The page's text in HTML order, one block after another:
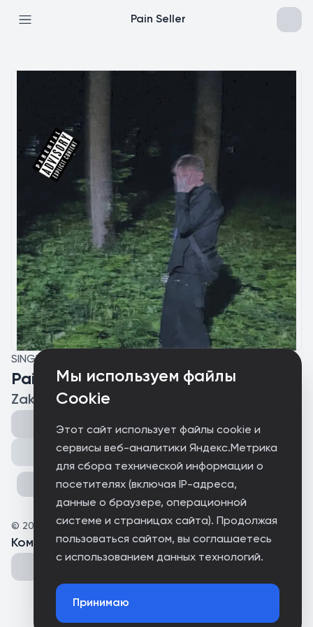
Мы используем файлы
Cookie
Этот сайт использует файлы cookie и
сервисы веб-аналитики Яндекс.Метрика
для сбора технической информации о
посетителях (включая IP-адреса,
данные о браузере, операционной
системе и страницах сайта). Продолжая
пользоваться сайтом, вы соглашаетесь
с использованием данных технологий.
Принимаю
Pain Seller
SINGLE
Pain Seller
ZakFrd
Поделиться
© 2025 ZakFrd
Комментарии(0 )